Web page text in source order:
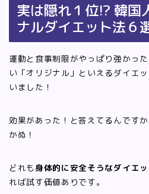
実は隠れ１位!? 韓国
ナルダイエット法６
運動と食事制限がやっぱり強かっ
い「オリジナル」といえるダイエ
いました！
効果があった！と答えてるんです
かぬ！
どれも身体的に安全そうなダイエ
れば試す価値ありです。